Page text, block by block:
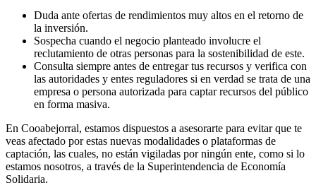
Duda ante ofertas de rendimientos muy altos en el retorno de
la inversión.
Sospecha cuando el negocio planteado involucre el
reclutamiento de otras personas para la sostenibilidad de este.
Consulta siempre antes de entregar tus recursos y verifica con
las autoridades y entes reguladores si en verdad se trata de una
empresa o persona autorizada para captar recursos del público
en forma masiva.
En Cooabejorral, estamos dispuestos a asesorarte para evitar que te
veas afectado por estas nuevas modalidades o plataformas de
captación, las cuales, no están vigiladas por ningún ente, como si lo
estamos nosotros, a través de la Superintendencia de Economía
Solidaria.